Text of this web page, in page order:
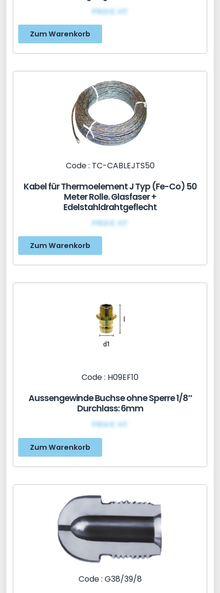
PRIX€ HT
Zum Warenkorb
Code : TC-CABLEJTS50
Kabel für Thermoelement J Typ (Fe-Co) 50
Meter Rolle. Glasfaser +
Edelstahldrahtgeflecht
PRIX€ HT
Zum Warenkorb
Code : H09EF10
Aussengewinde Buchse ohne Sperre 1/8″
Durchlass: 6mm
PRIX€ HT
Zum Warenkorb
Code : G38/39/8